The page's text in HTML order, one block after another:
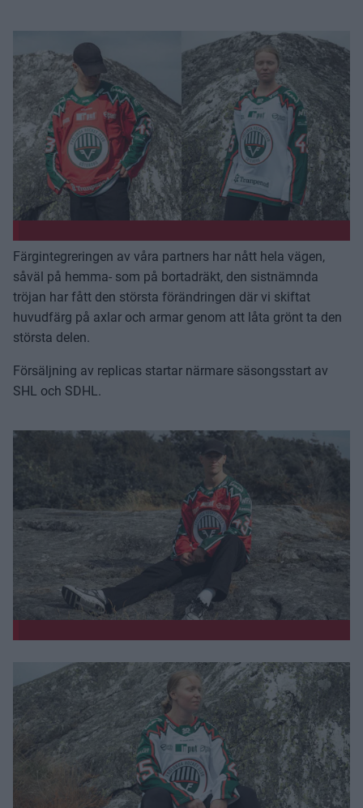
Färgintegreringen av våra partners har nått hela vägen,
såväl på hemma- som på bortadräkt, den sistnämnda
tröjan har fått den största förändringen där vi skiftat
huvudfärg på axlar och armar genom att låta grönt ta den
största delen.
Försäljning av replicas startar närmare säsongsstart av
SHL och SDHL.